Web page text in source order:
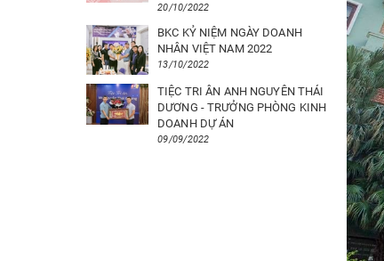
20/10/2022
BKC KỶ NIỆM NGÀY DOANH
NHÂN VIỆT NAM 2022
13/10/2022
TIỆC TRI ÂN ANH NGUYÊN THÁI
DƯƠNG - TRƯỞNG PHÒNG KINH
DOANH DỰ ÁN
09/09/2022